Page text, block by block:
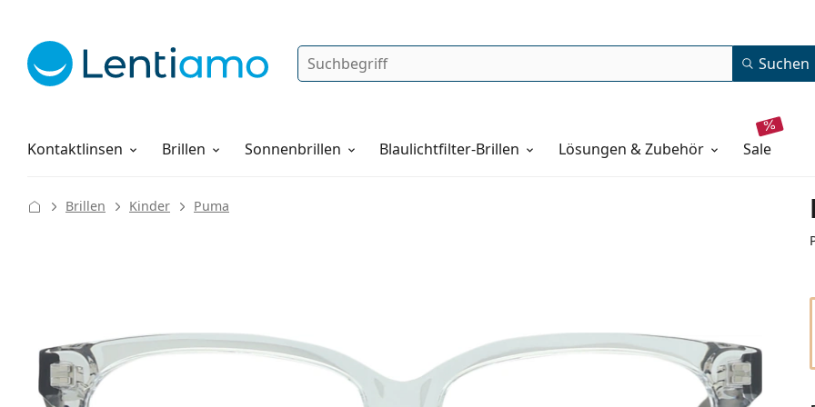
Suche Suchen
Kontaktlinsen
Pflegemittel Brillen Sonnenbrillen Blaulichtfilter-Brillen Lösungen & Zubehör sale
Alles über den Einkauf
Brillen Kinder Puma